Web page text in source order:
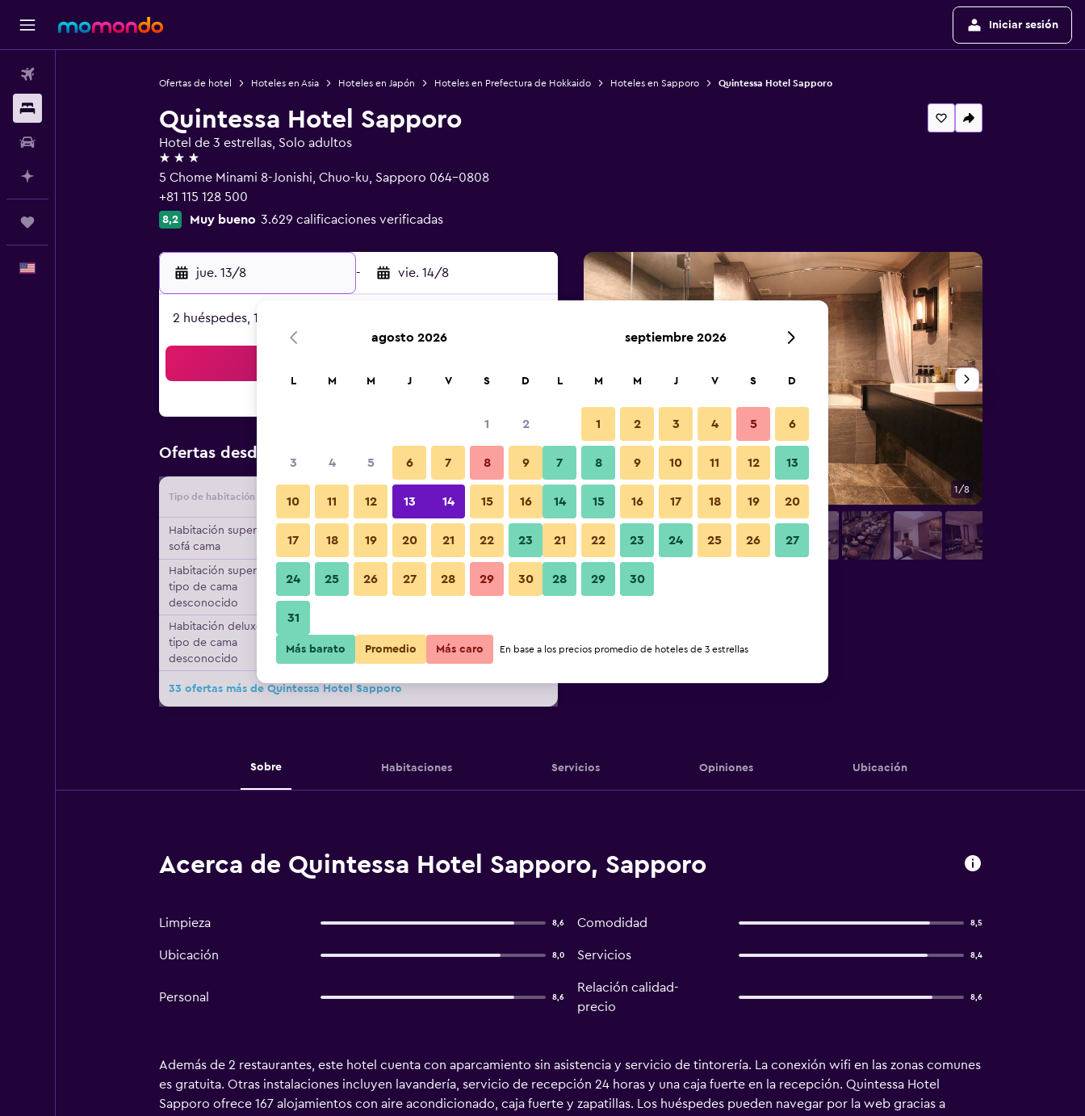
Iniciar sesión
Ofertas de hotel Hoteles en Asia Hoteles en Japón Hoteles en Prefectura de Hokkaido Hoteles en Sapporo Quintessa Hotel Sapporo
Quintessa Hotel Sapporo
Hotel de 3 estrellas, Solo adultos
3 estrellas
5 Chome Minami 8-Jonishi, Chuo-ku, Sapporo 064-0808
+81 115 128 500
8,2 Muy bueno 3.629 calificaciones verificadas
jue. 13/8 - vie. 14/8
2 huéspedes, 1 habitación
Ofertas desde Oferta más barata de precio por noche
Tipo de habitación Proveedor Total noche
Habitación superior, 1
sofá cama
$34 Ver oferta
Habitación superior,
tipo de cama
desconocido
$38
Habitación deluxe,
tipo de cama
desconocido
$52 Ver oferta
33 ofertas más de Quintessa Hotel Sapporo
Otros 1/8
Fotos
Sobre Habitaciones Servicios Opiniones Ubicación
Acerca de Quintessa Hotel Sapporo, Sapporo
Limpieza 8,6 Comodidad 8,5
Ubicación 8,0 Servicios 8,4
Personal 8,6
Relación calidad-
precio
8,6
Además de 2 restaurantes, este hotel cuenta con aparcamiento sin asistencia y servicio de tintorería. La conexión wifi en las zonas comunes
es gratuita. Otras instalaciones incluyen lavandería, servicio de recepción 24 horas y una caja fuerte en la recepción. Quintessa Hotel
Sapporo ofrece 167 alojamientos con aire acondicionado, caja fuerte y zapatillas. Los huéspedes pueden navegar por la web gracias a
agosto 2026
L M M J V S D
1 2
3 4 5 6 7 8 9
10 11 12 13 14 15 16
17 18 19 20 21 22 23
24 25 26 27 28 29 30
31
septiembre 2026
L M M J V S D
1 2 3 4 5 6
7 8 9 10 11 12 13
14 15 16 17 18 19 20
21 22 23 24 25 26 27
28 29 30
Más barato Promedio Más caro En base a los precios promedio de hoteles de 3 estrellas